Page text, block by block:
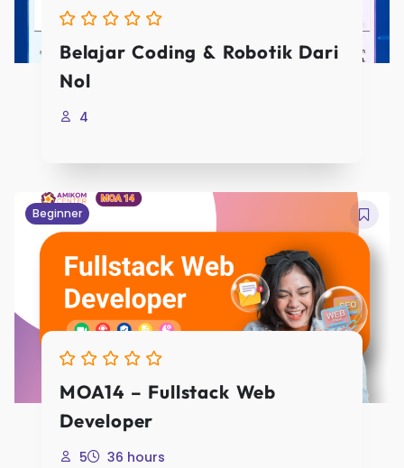
Belajar Coding & Robotik Dari
Nol
4
Beginner
MOA14 – Fullstack Web
Developer
5 36 hours